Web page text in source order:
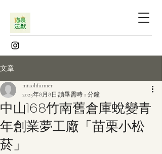
文章
中山168竹南舊倉庫蛻變青
年創業夢工廠「苗栗小松
菸」
miaolifarmer
2025年8月8日 讀畢需時 1 分鐘